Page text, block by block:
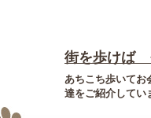
街を歩けば
あちこち歩いてお
達をご紹介してい